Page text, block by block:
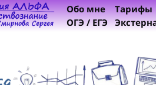
Обо мне
ОГЭ / ЕГЭ
Тарифы